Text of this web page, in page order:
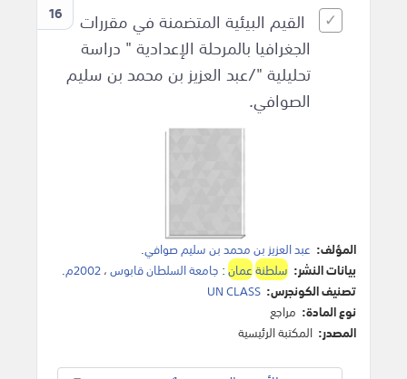
16
القيم البيئية المتضمنة في مقررات
الجغرافيا بالمرحلة الإعدادية " دراسة
تحليلية "/عبد العزيز بن محمد بن سليم
الصوافي.
المؤلف: عبد العزيز بن محمد بن سليم صوافي.
بيانات النشر: سلطنةعمان: جامعة السلطان قابوس،2002م .
تصنيف الكونجرس: UN CLASS
نوع المادة: مراجع
المصدر: المكتبة الرئيسية